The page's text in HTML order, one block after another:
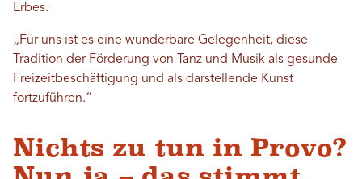
Erbes.
„Für uns ist es eine wunderbare Gelegenheit, diese
Tradition der Förderung von Tanz und Musik als gesunde
Freizeitbeschäftigung und als darstellende Kunst
fortzuführen.“
Nichts zu tun in Provo?